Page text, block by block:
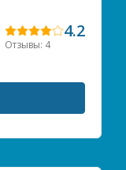
4.2
Отзывы: 4